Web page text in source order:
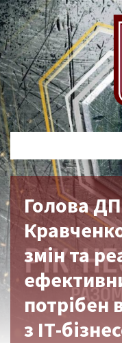
Голова
змін та
потрібен
з ІТ-